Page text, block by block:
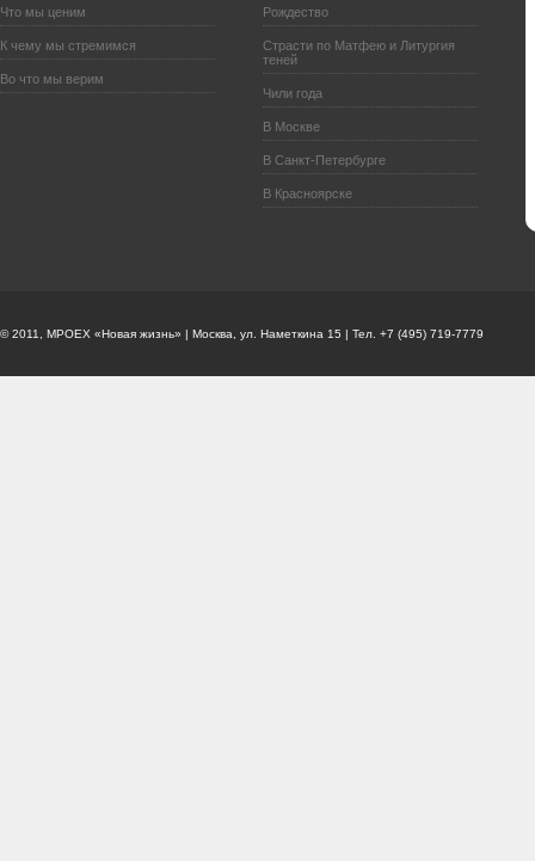
Что мы ценим
К чему мы стремимся
Во что мы верим
Рождество
Страсти по Матфею и Литургия
теней
Чили года
В Москве
В Санкт-Петербурге
В Красноярске
© 2011, МРОЕХ «Новая жизнь» | Москва, ул. Наметкина 15 | Тел. +7 (495) 719-7779